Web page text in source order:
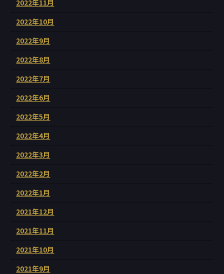
2022年11月
2022年10月
2022年9月
2022年8月
2022年7月
2022年6月
2022年5月
2022年4月
2022年3月
2022年2月
2022年1月
2021年12月
2021年11月
2021年10月
2021年9月